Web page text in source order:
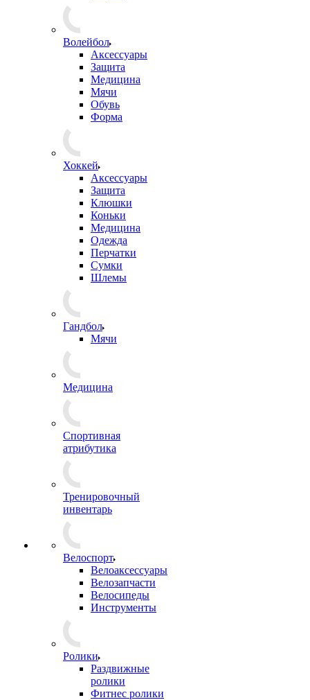
Волейбол
Аксессуары
Защита
Медицина
Мячи
Обувь
Форма
Хоккей
Аксессуары
Защита
Клюшки
Коньки
Медицина
Одежда
Перчатки
Сумки
Шлемы
Гандбол
Мячи
Медицина
Спортивная
атрибутика
Тренировочный
инвентарь
Велоспорт
Велоаксессуары
Велозапчасти
Велосипеды
Инструменты
Ролики
Раздвижные
ролики
Фитнес ролики